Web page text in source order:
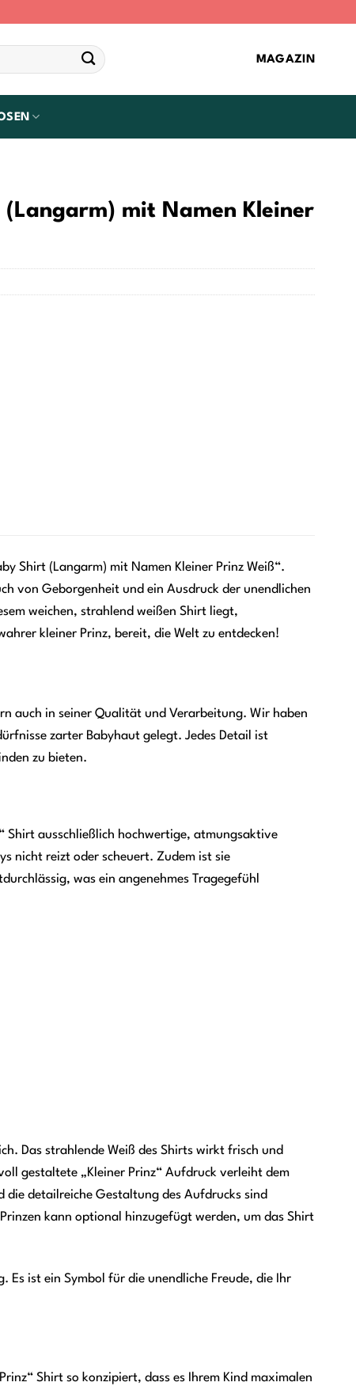
MAGAZIN
mit Namen Kleiner
Shirt (Langarm) mit Namen Kleiner Prinz Weiß“.
von Geborgenheit und ein Ausdruck der unendlichen
weichen, strahlend weißen Shirt liegt,
kleiner Prinz, bereit, die Welt zu entdecken!
auch in seiner Qualität und Verarbeitung. Wir haben
zarter Babyhaut gelegt. Jedes Detail ist
zu bieten.
Shirt ausschließlich hochwertige, atmungsaktive
nicht reizt oder scheuert. Zudem ist sie
was ein angenehmes Tragegefühl
Das strahlende Weiß des Shirts wirkt frisch und
gestaltete „Kleiner Prinz“ Aufdruck verleiht dem
die detailreiche Gestaltung des Aufdrucks sind
kann optional hinzugefügt werden, um das Shirt
Es ist ein Symbol für die unendliche Freude, die Ihr
Shirt so konzipiert, dass es Ihrem Kind maximalen